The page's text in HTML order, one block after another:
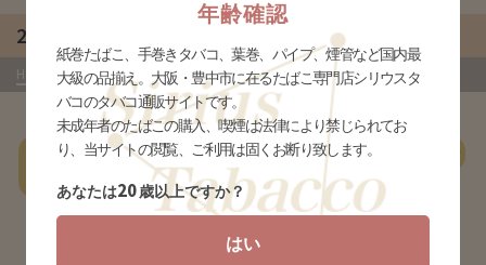
21 Pipe
HOME »商品»タバコグッズ »21 PIPE- は行
あ行 か行 さ行 た行 な行 は行 ま行
該当する商品がありません
年齢確認
紙巻たばこ、手巻きタバコ、葉巻、パイプ、煙管など国内最
大級の品揃え。大阪・豊中市に在るたばこ専門店シリウスタ
バコのタバコ通販サイトです。
未成年者のたばこの購入、喫煙は法律により禁じられてお
り、当サイトの閲覧、ご利用は固くお断り致します。
あなたは20歳以上ですか？
はい